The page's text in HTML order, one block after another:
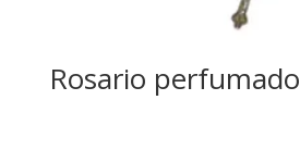
Rosario perfumado